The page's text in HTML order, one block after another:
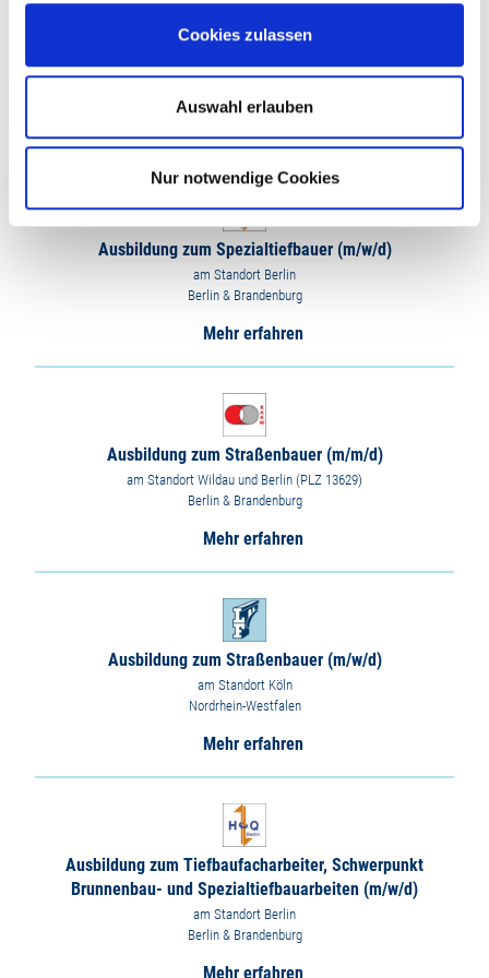
Cookies zulassen
Auswahl erlauben
Nur notwendige Cookies
Ausbildung zum Rohrleitungsbauer (m/w/d)
am Standort Oldenburg
Ausbildung zum Spezialtiefbauer (m/w/d)
am Standort Berlin
Berlin & Brandenburg
Mehr erfahren
Ausbildung zum Straßenbauer (m/m/d)
am Standort Wildau und Berlin (PLZ 13629)
Berlin & Brandenburg
Mehr erfahren
Ausbildung zum Straßenbauer (m/w/d)
am Standort Köln
Nordrhein-Westfalen
Mehr erfahren
Ausbildung zum Tiefbaufacharbeiter, Schwerpunkt
Brunnenbau- und Spezialtiefbauarbeiten (m/w/d)
am Standort Berlin
Berlin & Brandenburg
Mehr erfahren